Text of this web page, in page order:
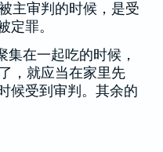
主审判的时候，是受
定罪。
集在一起吃的时候，
，就应当在家里先
候受到审判。其余的